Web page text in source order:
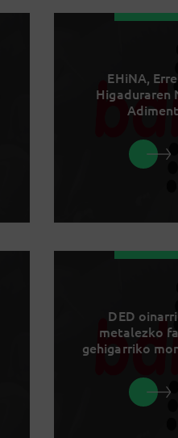
EHiNA,
Higaduraren
DED
metalezko
gehigarriko